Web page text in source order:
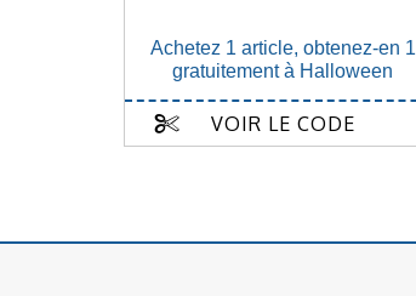
Achetez 1 article, obtenez-en 1
gratuitement à Halloween
VOIR LE CODE